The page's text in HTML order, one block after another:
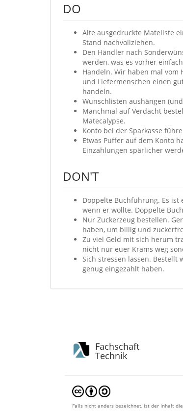
DO
Alte ausgedruckte Mateliste
Stand nachvollziehen.
Den Händler nach
werden, was es vorher
Handeln. Wir haben mal
und Liefermenschen einen
handeln.
Wunschlisten aushängen
Manchmal auf Verdacht
Matecalypse.
Konto bei der Sparkasse
Etwas Puffer auf dem Konto
Einzahlungen spärlicher
DON'T
Doppelte Buchführung. Es ist
wenn er wollte. Doppelte
Nur Zuckerzeug bestellen.
haben, um billig und
Zu viel Geld mit sich herum
nicht nur euer Krams weg
Sich stressen lassen. Bestellt
genug eingezahlt haben.
Fachschaft
Technik
Falls nicht anders bezeichnet, ist der Inhalt